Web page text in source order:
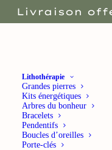
Livraison
Lithothérapie
Grandes pierres
Kits énergétiques
Arbres du bonheur
Bracelets
Pendentifs
Boucles d’oreilles
Porte-clés